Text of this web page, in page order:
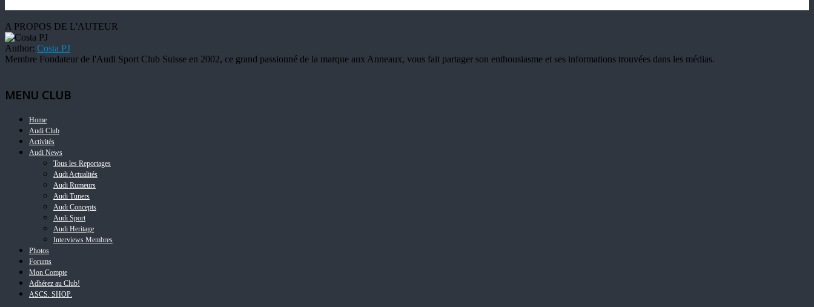
A PROPOS DE L'AUTEUR
Author: Costa PJ
Membre Fondateur de l'Audi Sport Club Suisse en 2002, ce grand passionné de la marque aux Anneaux, vous fait partager son enthousiasme et ses informations trouvées dans les médias.
MENU CLUB
Home
Audi Club
Activités
Audi News
Tous les Reportages
Audi Actualités
Audi Rumeurs
Audi Tuners
Audi Concepts
Audi Sport
Audi Heritage
Interviews Membres
Photos
Forums
Mon Compte
Adhérez au Club!
ASCS. SHOP.